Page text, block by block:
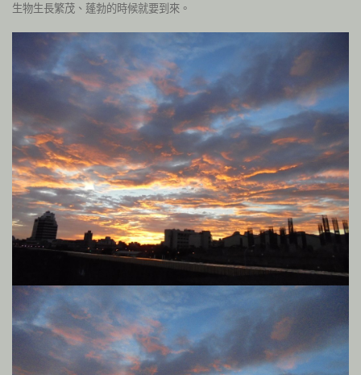
生物生長繁茂、蓬勃的時候就要到來。